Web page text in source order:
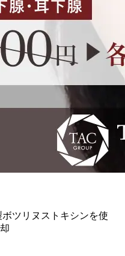
ボツリヌストキシンを使